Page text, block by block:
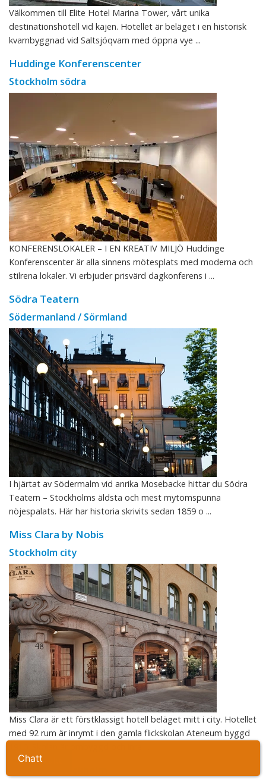
Ta kontakt
Välkommen till Elite Hotel Marina Tower, vårt unika
destinationshotell vid kajen. Hotellet är beläget i en historisk
kvarnbyggnad vid Saltsjöqvarn med öppna vye ...
Huddinge Konferenscenter
Stockholm södra
KONFERENSLOKALER – I EN KREATIV MILJÖ Huddinge
Konferenscenter är alla sinnens mötesplats med moderna och
stilrena lokaler. Vi erbjuder prisvärd dagkonferens i ...
Södra Teatern
Södermanland / Sörmland
I hjärtat av Södermalm vid anrika Mosebacke hittar du Södra
Teatern – Stockholms äldsta och mest mytomspunna
nöjespalats. Här har historia skrivits sedan 1859 o ...
Miss Clara by Nobis
Stockholm city
Miss Clara är ett förstklassigt hotell beläget mitt i city. Hotellet
med 92 rum är inrymt i den gamla flickskolan Ateneum byggd